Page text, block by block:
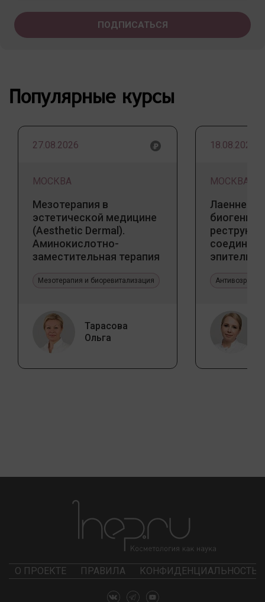
Популярные курсы
27.08.2026
МОСКВА
Мезотерапия в
эстетической медицине
(Aesthetic Dermal).
Аминокислотно-
заместительная терапия
Мезотерапия и биоревитализация
Тарасова
Ольга
18.08.2026
МОСКВА
Лаеннек
биогенный
О ПРОЕКТЕ ПРАВИЛА КОНФИДЕНЦИАЛЬНОСТЬ